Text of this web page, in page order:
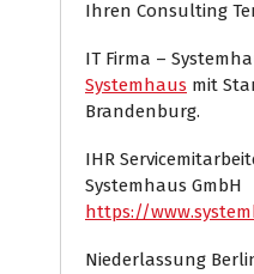
Ihren Consulting
IT Firma –
Systemhaus mit
Brandenburg.
IHR
Systemhaus GmbH
https://
Niederlassung